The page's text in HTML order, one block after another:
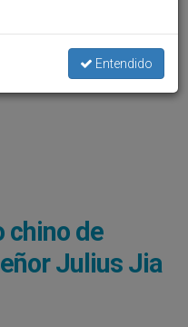
chino de
Julius Jia
Entendido